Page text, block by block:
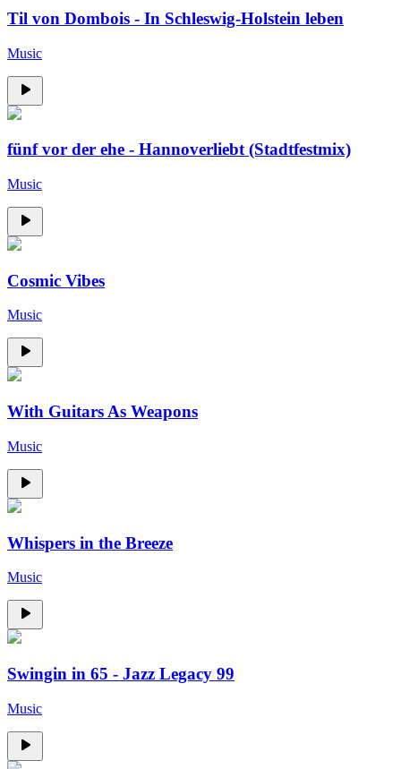
Til von Dombois - In Schleswig-Holstein leben
Music
fünf vor der ehe - Hannoverliebt (Stadtfestmix)
Music
Cosmic Vibes
Music
With Guitars As Weapons
Music
Whispers in the Breeze
Music
Swingin in 65 - Jazz Legacy 99
Music